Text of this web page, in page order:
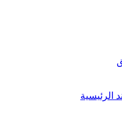
الرئيسية